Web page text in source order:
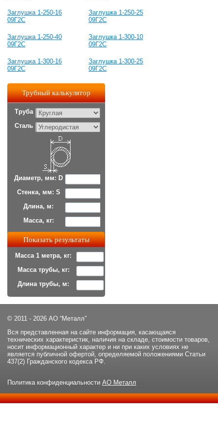
Заглушка 1-250-16
09Г2С
Заглушка 1-250-25
09Г2С
Заглушка 1-250-40
09Г2С
Заглушка 1-300-10
09Г2С
Заглушка 1-300-16
09Г2С
Заглушка 1-300-25
09Г2С
Трубный калькулятор
Труба
Сталь
Диаметр, мм: D
Стенка, мм: S
Длина, м:
Масса, кг:
Масса 1 метра, кг:
Масса трубы, кг:
Длина трубы, м:
© 2011 - 2026 АО “Металл”
Вся представленная на сайте информация, касающаяся
технических характеристик, наличия на складе, стоимости товаров,
носит информационный характер и ни при каких условиях не
является публичной офертой, определяемой положениями Статьи
437(2) Гражданского кодекса РФ.
Политика конфиденциальности АО Металл